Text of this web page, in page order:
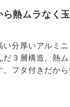
熱ムラなく
い分厚いアルミ
だ３層構造。熱
。フタ付きだか